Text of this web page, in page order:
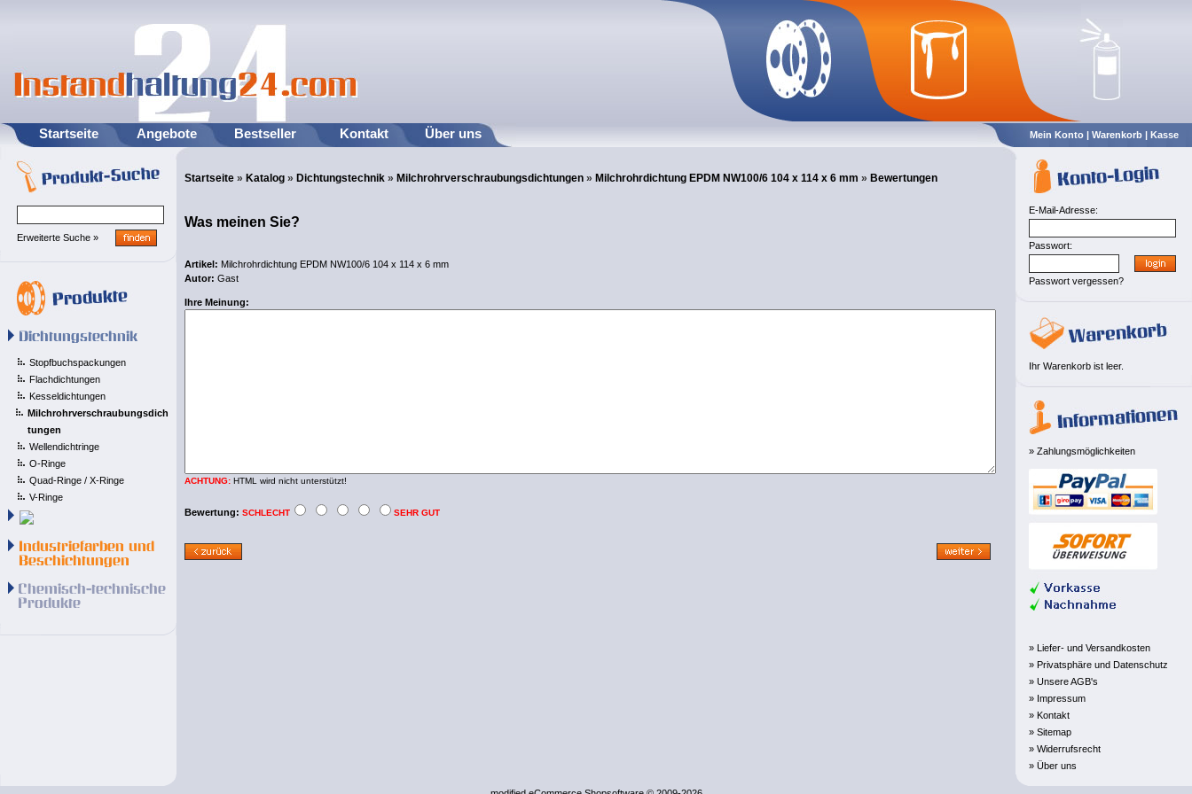
Startseite Angebote Bestseller Kontakt Über uns Mein Konto | Warenkorb | Kasse
Erweiterte Suche »
Stopfbuchspackungen
Flachdichtungen
Kesseldichtungen
Milchrohrverschraubungsdich
tungen
Wellendichtringe
O-Ringe
Quad-Ringe / X-Ringe
V-Ringe
Startseite » Katalog » Dichtungstechnik » Milchrohrverschraubungsdichtungen » Milchrohrdichtung EPDM NW100/6 104 x 114 x 6 mm » Bewertungen
Was meinen Sie?
Artikel: Milchrohrdichtung EPDM NW100/6 104 x 114 x 6 mm
Autor: Gast
Ihre Meinung:
ACHTUNG: HTML wird nicht unterstützt!
Bewertung: SCHLECHT SEHR GUT
E-Mail-Adresse:
Passwort:
Passwort vergessen?
Ihr Warenkorb ist leer.
» Zahlungsmöglichkeiten
» Liefer- und Versandkosten
» Privatsphäre und Datenschutz
» Unsere AGB's
» Impressum
» Kontakt
» Sitemap
» Widerrufsrecht
» Über uns